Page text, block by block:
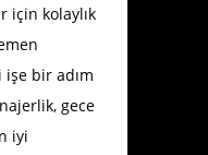
için kolaylık
bir adım
gece
iyi